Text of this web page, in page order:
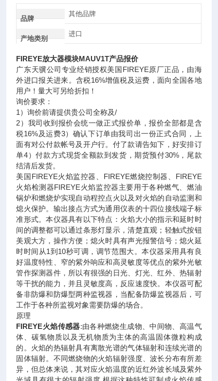
品牌
其他品牌
产地类别
进口
FIREYE放大器模块MAUV1T产品报价
广东天骥公司专业经销授权美国FIREYE原厂正品，由海
外进口报关进来。含税16%增值税及运费，面向全国各地
用户！量大可另给折扣！
询价要求：
1）询价前请提供贵公司全称及/
2）我司收到报价会统一做正式报价单，报价全部都是含
税16%及运费3）确认下订单由我司出一份正式合同，上
面有对公付款帐号及开户行。付了款请告知下，好安排订
单4）付款方式现货全额款到发货，期货预付30%，尾款
结清后发货。
美国FIREYE火焰监控器、FIREYE燃烧控制器、FIREYE
火焰检测器FIREYE火焰监控器主要用于各种燃气、燃油
锅炉和燃烧炉实现自动程控点火以及对火焰的自动监测和
熄火保护。输出接点方式为通用仪表的十四位接线端子标
准形式。本仪器具有以下特点：火焰大小的指示和延时时
间的调整都可以通过条形灯显示，清楚直观；轻触式按钮
美观大方，操作方便；熄火时具有声光报警信号；熄火延
时时间从1到10秒可调，调节范围大。本仪器采用具有良
好温度特性、窄的紫外响应和高灵敏度等优点的紫外光敏
管作探测器件，所以有很强的日光、灯光、红外、热辐射
等干扰的能力，并且灵敏度高，反应速度快。本仪器可配
备非防爆和防爆型两种监视器，当配备防爆监视器后，可
工作于各种所监视对象需要防爆的场合。
原理
FIREYE火焰传感器:由各种燃烧生成物、中间物、高温气
体、碳氢物质以及无机物质为主体的高温固体微粒构成
的。火焰的热辐射具有离散光谱的气体辐射和连续光谱的
固体辐射。不同燃烧物的火焰辐射强度、波长分布有所差
异，但总体来说，其对应火焰温度的近红外波长域及紫外